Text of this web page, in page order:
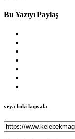
Bu Yazıyı Paylaş
veya linki kopyala